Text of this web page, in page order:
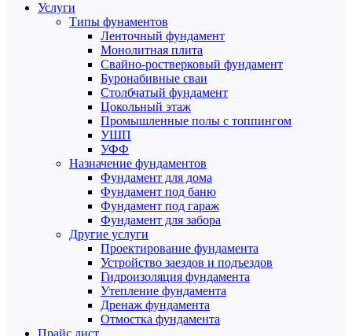
Услуги
Типы фунаментов
Ленточный фундамент
Монолитная плита
Свайно-ростверковый фундамент
Буронабивные сваи
Столбчатый фундамент
Цокольный этаж
Промышленные полы с топпингом
УШП
УФФ
Назначение фундаментов
Фундамент для дома
Фундамент под баню
Фундамент под гараж
Фундамент для забора
Другие услуги
Проектирование фундамента
Устройство заездов и подъездов
Гидроизоляция фундамента
Утепление фундамента
Дренаж фундамента
Отмостка фундамента
Прайс лист